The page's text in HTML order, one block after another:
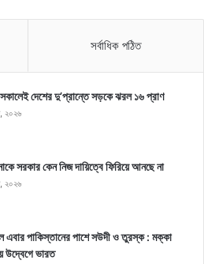
সর্বাধিক পঠিত
সকালেই দেশের দু’প্রান্তে সড়কে ঝরল ১৬ প্রাণ
২০২৬
সরকার কেন নিজ দায়িত্বে ফিরিয়ে আনছে না
২০২৬
এবার পাকিস্তানের পাশে সউদী ও তুরস্ক : মক্কা
উদ্বেগে ভারত